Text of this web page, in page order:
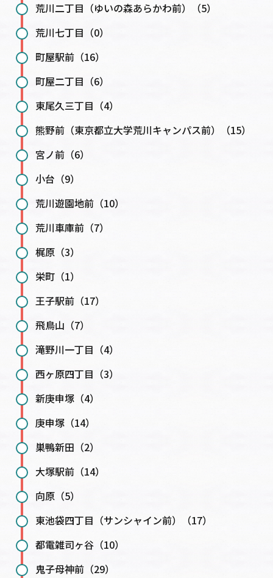
荒川二丁目（ゆいの森あらかわ前）（5）
荒川七丁目（0）
町屋駅前（16）
町屋二丁目（6）
東尾久三丁目（4）
熊野前（東京都立大学荒川キャンパス前）（15）
宮ノ前（6）
小台（9）
荒川遊園地前（10）
荒川車庫前（7）
梶原（3）
栄町（1）
王子駅前（17）
飛鳥山（7）
滝野川一丁目（4）
西ヶ原四丁目（3）
新庚申塚（4）
庚申塚（14）
巣鴨新田（2）
大塚駅前（14）
向原（5）
東池袋四丁目（サンシャイン前）（17）
都電雑司ヶ谷（10）
鬼子母神前（29）